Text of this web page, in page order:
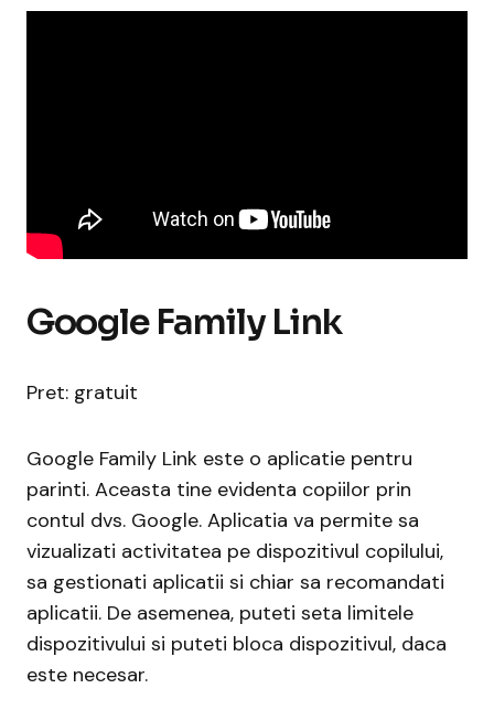
Google Family Link
Pret: gratuit
Google Family Link este o aplicatie pentru
parinti. Aceasta tine evidenta copiilor prin
contul dvs. Google. Aplicatia va permite sa
vizualizati activitatea pe dispozitivul copilului,
sa gestionati aplicatii si chiar sa recomandati
aplicatii. De asemenea, puteti seta limitele
dispozitivului si puteti bloca dispozitivul, daca
este necesar.